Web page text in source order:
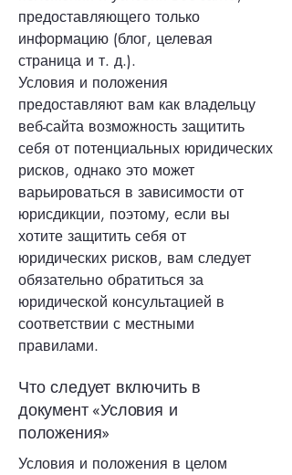
предоставляющего только
информацию (блог, целевая
страница и т. д.).
Условия и положения
предоставляют вам как владельцу
веб-сайта возможность защитить
себя от потенциальных юридических
рисков, однако это может
варьироваться в зависимости от
юрисдикции, поэтому, если вы
хотите защитить себя от
юридических рисков, вам следует
обязательно обратиться за
юридической консультацией в
соответствии с местными
правилами.
Что следует включить в
документ «Условия и
положения»
Условия и положения в целом